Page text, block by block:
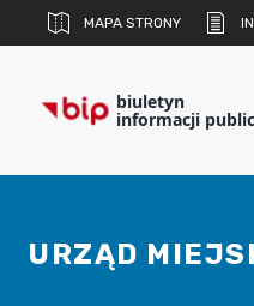
MAPA STRONY
biuletyn
informacji
URZĄD